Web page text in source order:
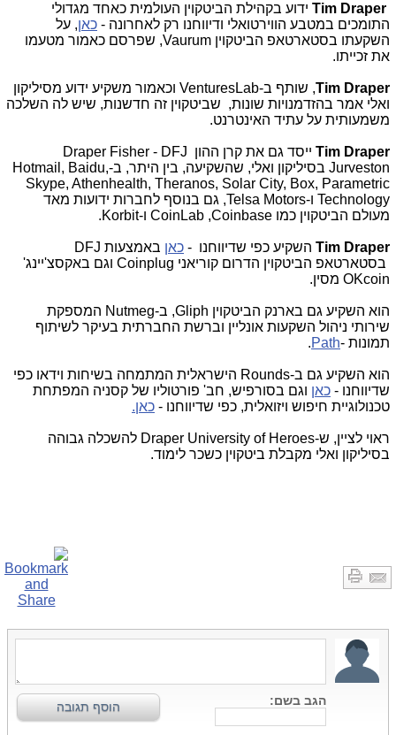
Tim Draper ידוע בקהילת הביטקוין העולמית כאחד מגדולי
התומכים במטבע הווירטואלי ודיווחנו רק לאחרונה - כאן, על
השקעתו בסטארטאפ הביטקוין Vaurum, שפרסם כאמור מטעמו
את זכייתו.
Tim Draper, שותף ב-VenturesLab וכאמור משקיע ידוע מסיליקון
ואלי אמר בהזדמנויות שונות, שביטקוין זה חדשנות, שיש לה השלכה
משמעותית על עתיד האינטרנט.
Tim Draper ייסד גם את קרן ההון DFJ -
Draper Fisher
Jurveston בסיליקון ואלי, שהשקיעה, בין היתר, ב-Hotmail, Baidu,
Skype, Athenhealth, Theranos, Solar City, Box, Parametric
Technology ו-Telsa Motors, גם בנוסף לחברות ידועות מאד
מעולם הביטקוין כמו Coinbase
,
CoinLab ו-Korbit
.
Tim Draper השקיע כפי שדיווחנו - כאן באמצעות DFJ
בסטארטאפ הביטקוין הדרום קוריאני Coinplug וגם באקסצ'יינג'
OKcoin מסין.
הוא השקיע גם בארנק הביטקוין Gliph, ב-Nutmeg המספקת
שירותי ניהול השקעות אונליין וברשת החברתית בעיקר לשיתוף
תמונות -Path
.
הוא השקיע גם ב-Rounds הישראלית המתמחה בשיחות וידאו כפי
שדיווחנו - כאן וגם בסורפיש, חב' פורטוליו של קסניה המפתחת
טכנולוגיית חיפוש ויזואלית, כפי שדיווחנו - כאן.
ראוי לציין, ש-Draper University of Heroes להשכלה גבוהה
בסיליקון ואלי מקבלת ביטקוין כשכר לימוד.